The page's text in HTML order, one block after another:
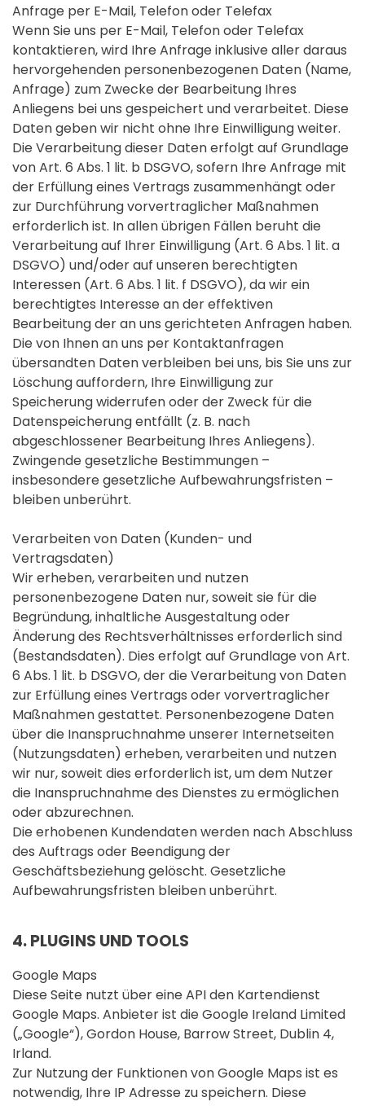
Anfrage per E-Mail, Telefon oder Telefax
Wenn Sie uns per E-Mail, Telefon oder Telefax
kontaktieren, wird Ihre Anfrage inklusive aller daraus
hervorgehenden personenbezogenen Daten (Name,
Anfrage) zum Zwecke der Bearbeitung Ihres
Anliegens bei uns gespeichert und verarbeitet. Diese
Daten geben wir nicht ohne Ihre Einwilligung weiter.
Die Verarbeitung dieser Daten erfolgt auf Grundlage
von Art. 6 Abs. 1 lit. b DSGVO, sofern Ihre Anfrage mit
der Erfüllung eines Vertrags zusammenhängt oder
zur Durchführung vorvertraglicher Maßnahmen
erforderlich ist. In allen übrigen Fällen beruht die
Verarbeitung auf Ihrer Einwilligung (Art. 6 Abs. 1 lit. a
DSGVO) und/oder auf unseren berechtigten
Interessen (Art. 6 Abs. 1 lit. f DSGVO), da wir ein
berechtigtes Interesse an der effektiven
Bearbeitung der an uns gerichteten Anfragen haben.
Die von Ihnen an uns per Kontaktanfragen
übersandten Daten verbleiben bei uns, bis Sie uns zur
Löschung auffordern, Ihre Einwilligung zur
Speicherung widerrufen oder der Zweck für die
Datenspeicherung entfällt (z. B. nach
abgeschlossener Bearbeitung Ihres Anliegens).
Zwingende gesetzliche Bestimmungen –
insbesondere gesetzliche Aufbewahrungsfristen –
bleiben unberührt.
Verarbeiten von Daten (Kunden- und
Vertragsdaten)
Wir erheben, verarbeiten und nutzen
personenbezogene Daten nur, soweit sie für die
Begründung, inhaltliche Ausgestaltung oder
Änderung des Rechtsverhältnisses erforderlich sind
(Bestandsdaten). Dies erfolgt auf Grundlage von Art.
6 Abs. 1 lit. b DSGVO, der die Verarbeitung von Daten
zur Erfüllung eines Vertrags oder vorvertraglicher
Maßnahmen gestattet. Personenbezogene Daten
über die Inanspruchnahme unserer Internetseiten
(Nutzungsdaten) erheben, verarbeiten und nutzen
wir nur, soweit dies erforderlich ist, um dem Nutzer
die Inanspruchnahme des Dienstes zu ermöglichen
oder abzurechnen.
Die erhobenen Kundendaten werden nach Abschluss
des Auftrags oder Beendigung der
Geschäftsbeziehung gelöscht. Gesetzliche
Aufbewahrungsfristen bleiben unberührt.
4. PLUGINS UND TOOLS
Google Maps
Diese Seite nutzt über eine API den Kartendienst
Google Maps. Anbieter ist die Google Ireland Limited
(„Google“), Gordon House, Barrow Street, Dublin 4,
Irland.
Zur Nutzung der Funktionen von Google Maps ist es
notwendig, Ihre IP Adresse zu speichern. Diese